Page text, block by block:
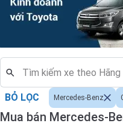
Mua bán Mercedes-
BỎ LỌC Mercedes-Benz